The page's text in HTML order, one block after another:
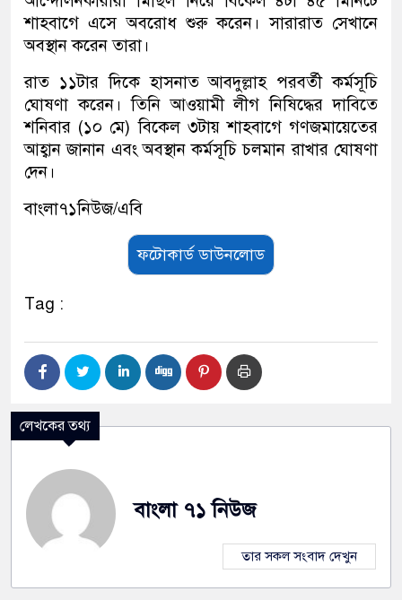
শাহবাগে এসে অবরোধ শুরু করেন। সারারাত সেখানে
অবস্থান করেন তারা।
রাত ১১টার দিকে হাসনাত আবদুল্লাহ পরবর্তী কর্মসূচি
ঘোষণা করেন। তিনি আওয়ামী লীগ নিষিদ্ধের দাবিতে
শনিবার (১০ মে) বিকেল ৩টায় শাহবাগে গণজমায়েতের
আহ্বান জানান এবং অবস্থান কর্মসূচি চলমান রাখার ঘোষণা
দেন।
বাংলা৭১নিউজ/এবি
ফটোকার্ড ডাউনলোড
Tag :
লেখকের তথ্য
বাংলা ৭১ নিউজ
তার সকল সংবাদ দেখুন